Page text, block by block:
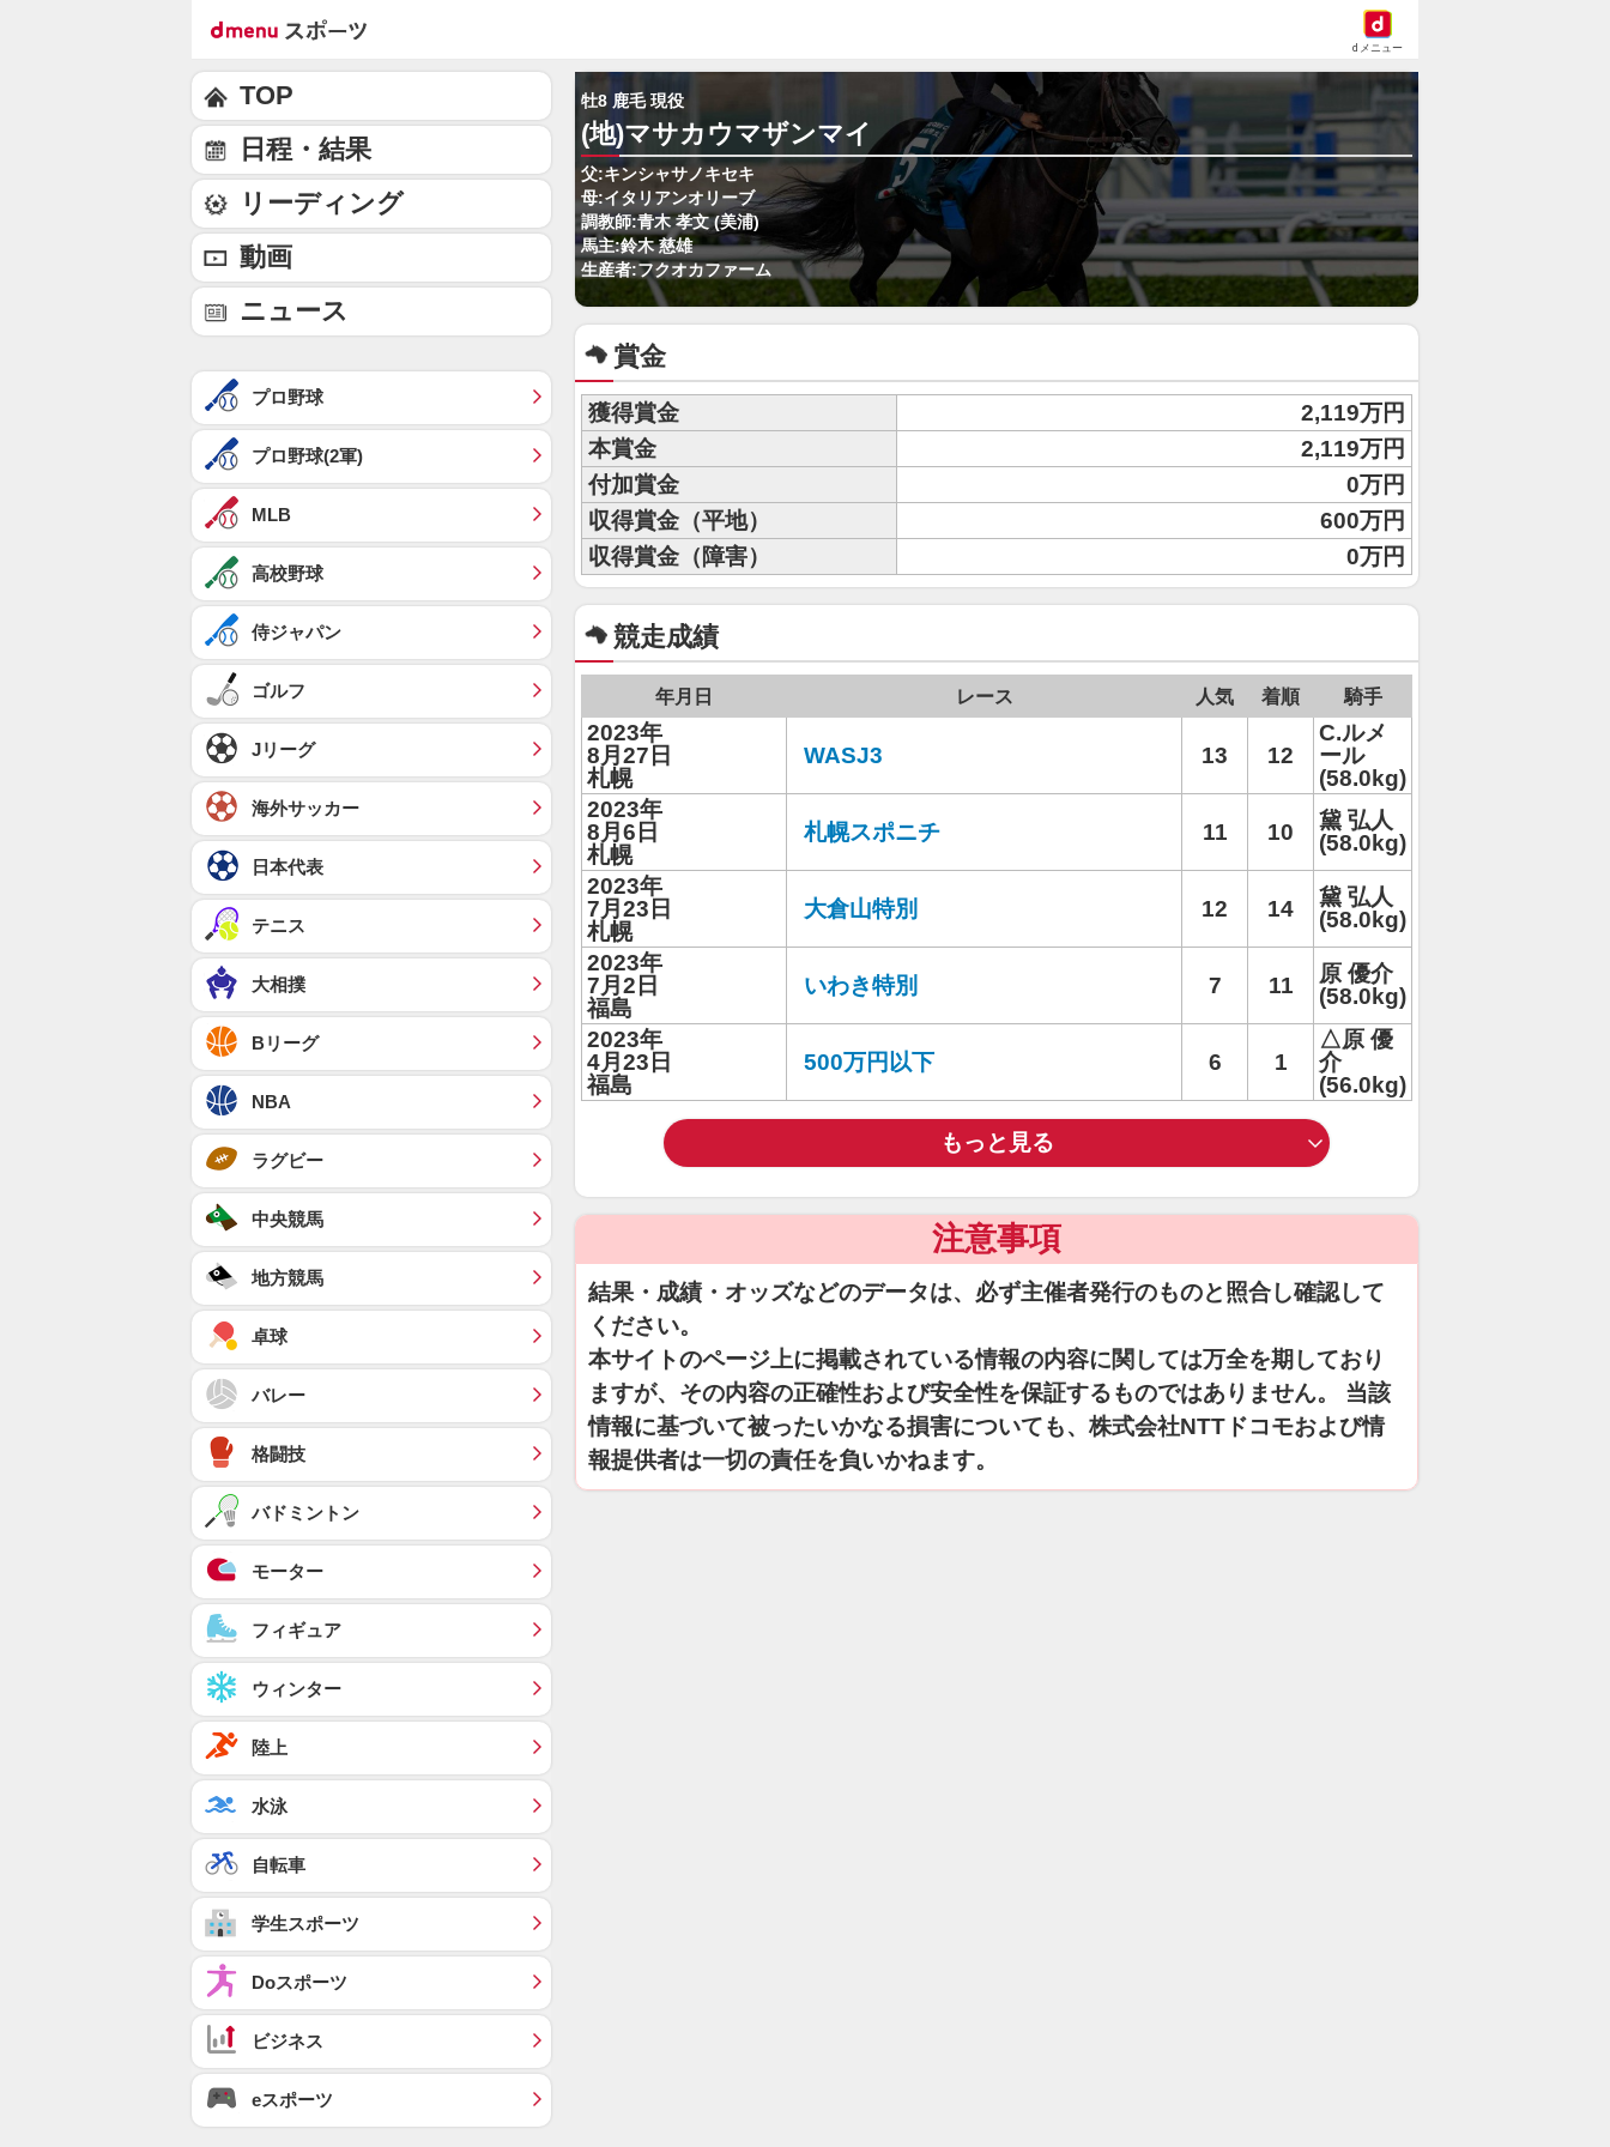
dメニュー
牡8 鹿毛 現役
(地)マサカウマザンマイ
父:キンシャサノキセキ
母:イタリアンオリーブ
調教師:青木 孝文 (美浦)
馬主:鈴木 慈雄
生産者:フクオカファーム
賞金
獲得賞金
2,119万円
本賞金
2,119万円
付加賞金
0万円
収得賞金（平地）
600万円
収得賞金（障害）
0万円
競走成績
年月日 レース 人気 着順 騎手
2023年
8月27日
札幌
WASJ3 13 12
C.ルメ
ール
(58.0kg)
2023年
8月6日
札幌
札幌スポニチ 11 10
黛 弘人
(58.0kg)
2023年
7月23日
札幌
大倉山特別 12 14
黛 弘人
(58.0kg)
2023年
7月2日
福島
いわき特別 7 11
原 優介
(58.0kg)
2023年
4月23日
福島
500万円以下 6 1
△原 優
介
(56.0kg)
もっと見る
注意事項
結果・成績・オッズなどのデータは、必ず主催者発行のものと照合し確認して
ください。
本サイトのページ上に掲載されている情報の内容に関しては万全を期しており
ますが、その内容の正確性および安全性を保証するものではありません。 当該
情報に基づいて被ったいかなる損害についても、株式会社NTTドコモおよび情
報提供者は一切の責任を負いかねます。
TOP
日程・結果
リーディング
動画
ニュース
プロ野球
プロ野球(2軍)
MLB
高校野球
侍ジャパン
ゴルフ
Jリーグ
海外サッカー
日本代表
テニス
大相撲
Bリーグ
NBA
ラグビー
中央競馬
地方競馬
卓球
バレー
格闘技
バドミントン
モーター
フィギュア
ウィンター
陸上
水泳
自転車
学生スポーツ
Doスポーツ
ビジネス
eスポーツ